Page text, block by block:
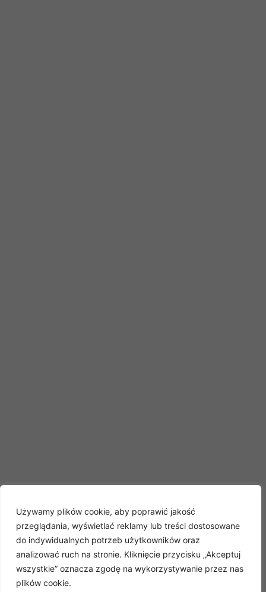
Używamy plików cookie, aby poprawić jakość
przeglądania, wyświetlać reklamy lub treści dostosowane
do indywidualnych potrzeb użytkowników oraz
analizować ruch na stronie. Kliknięcie przycisku „Akceptuj
wszystkie” oznacza zgodę na wykorzystywanie przez nas
plików cookie.